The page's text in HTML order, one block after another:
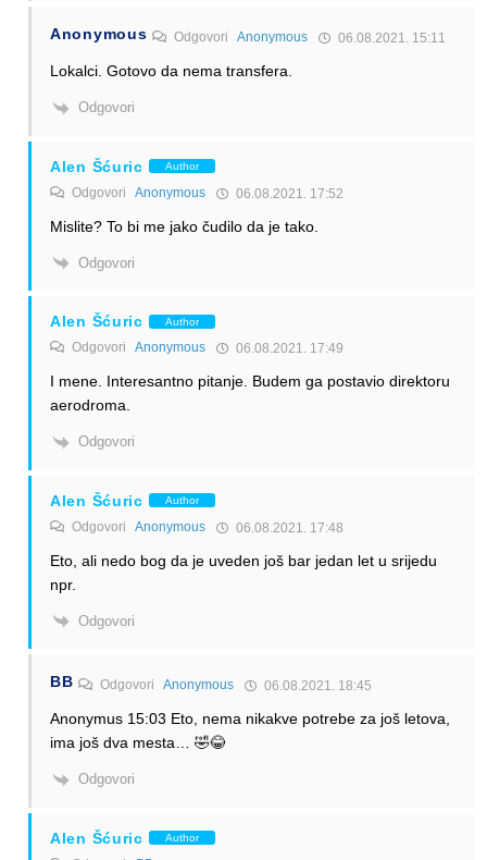
Anonymous OdgovoriAnonymous 06.08.2021. 15:11
Lokalci. Gotovo da nema transfera.
Odgovori
Alen Šćuric Author
Odgovori Anonymous 06.08.2021. 17:52
Mislite? To bi me jako čudilo da je tako.
Odgovori
Alen Šćuric Author
Odgovori Anonymous 06.08.2021. 17:49
I mene. Interesantno pitanje. Budem ga postavio direktoru
aerodroma.
Odgovori
Alen Šćuric Author
Odgovori Anonymous 06.08.2021. 17:48
Eto, ali nedo bog da je uveden još bar jedan let u srijedu
npr.
Odgovori
BB OdgovoriAnonymous 06.08.2021. 18:45
Anonymus 15:03 Eto, nema nikakve potrebe za još letova,
ima još dva mesta… 🤣😂
Odgovori
Alen Šćuric Author